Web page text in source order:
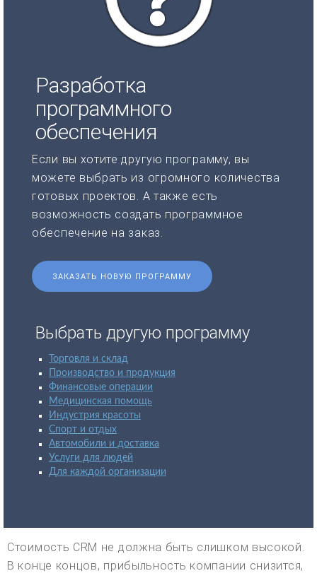
Разработка
программного
обеспечения
Если вы хотите другую программу, вы
можете выбрать из огромного количества
готовых проектов. А также есть
возможность создать программное
обеспечение на заказ.
ЗАКАЗАТЬ НОВУЮ ПРОГРАММУ
Выбрать другую программу
Торговля и склад
Производство и продукция
Финансовые операции
Медицинская помощь
Индустрия красоты
Спорт и отдых
Автомобили и доставка
Услуги для людей
Для каждой организации
Стоимость CRM не должна быть слишком высокой.
В конце концов, прибыльность компании снизится,